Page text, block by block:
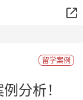
留学案例
分析！